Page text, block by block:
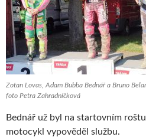
Zotan Lovas, Adam Bubba Bednář a Bruno
foto Petra Zahradníčková
Bednář už byl na startovním
motocykl vypověděl službu.